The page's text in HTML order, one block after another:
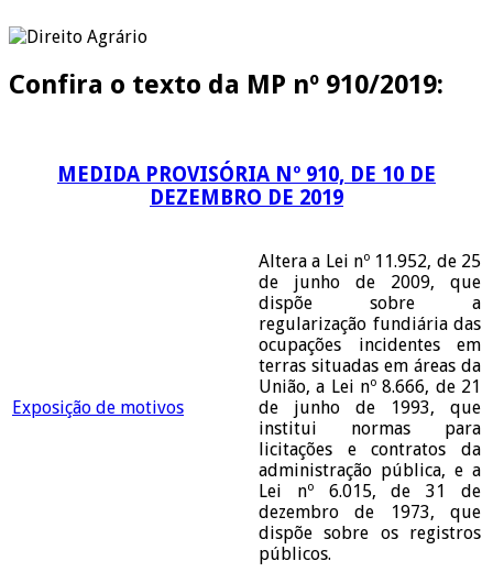
Confira o texto da MP nº 910/2019:
MEDIDA PROVISÓRIA Nº 910, DE 10 DE
DEZEMBRO DE 2019
Exposição de motivos
Altera a Lei nº 11.952, de 25
de junho de 2009, que
dispõe sobre a
regularização fundiária das
ocupações incidentes em
terras situadas em áreas da
União, a Lei nº 8.666, de 21
de junho de 1993, que
institui normas para
licitações e contratos da
administração pública, e a
Lei nº 6.015, de 31 de
dezembro de 1973, que
dispõe sobre os registros
públicos.